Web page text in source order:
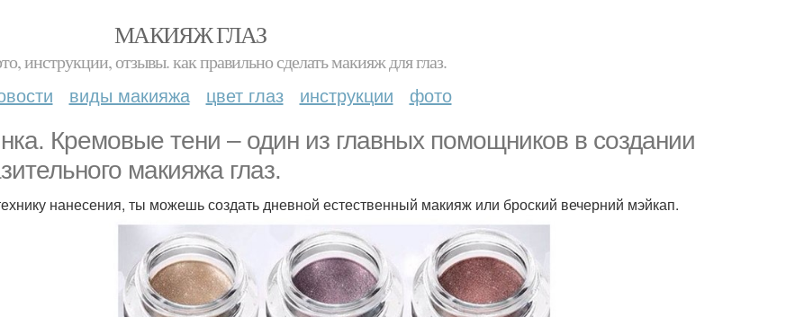
МАКИЯЖ ГЛАЗ
инструкции, отзывы. как правильно сделать макияж для глаз.
виды макияжа цвет глаз инструкции фото
Кремовые тени – один из главных помощников в создании
макияжа глаз.
нанесения, ты можешь создать дневной естественный макияж или броский вечерний мэйкап.